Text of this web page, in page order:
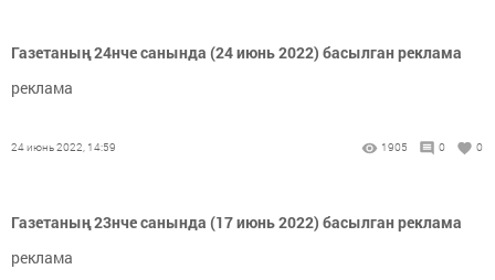
Газетаның 24нче санында (24 июнь 2022) басылган реклама
реклама
24 июнь 2022, 14:59 1905 0 0
Газетаның 23нче санында (17 июнь 2022) басылган реклама
реклама